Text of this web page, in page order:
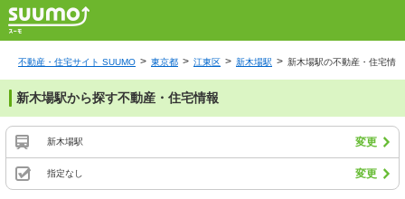
不動産・住宅サイト SUUMO 東京都 江東区 新木場駅 新木場駅の不動産・住宅情報
新木場駅から探す不動産・住宅情報
新木場駅 変更
指定なし 変更